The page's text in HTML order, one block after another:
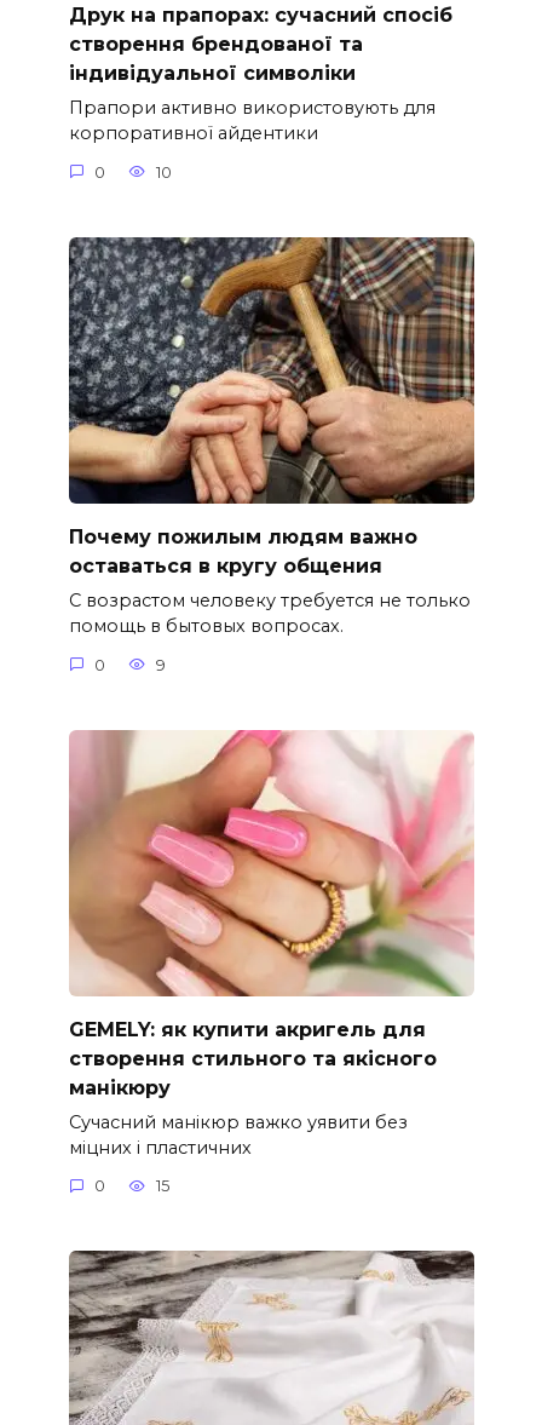
Друк на прапорах: сучасний спосіб
створення брендованої та
індивідуальної символіки
Прапори активно використовують для
корпоративної айдентики
0 10
Почему пожилым людям важно
оставаться в кругу общения
С возрастом человеку требуется не только
помощь в бытовых вопросах.
0 9
GEMELY: як купити акригель для
створення стильного та якісного
манікюру
Сучасний манікюр важко уявити без
міцних і пластичних
0 15